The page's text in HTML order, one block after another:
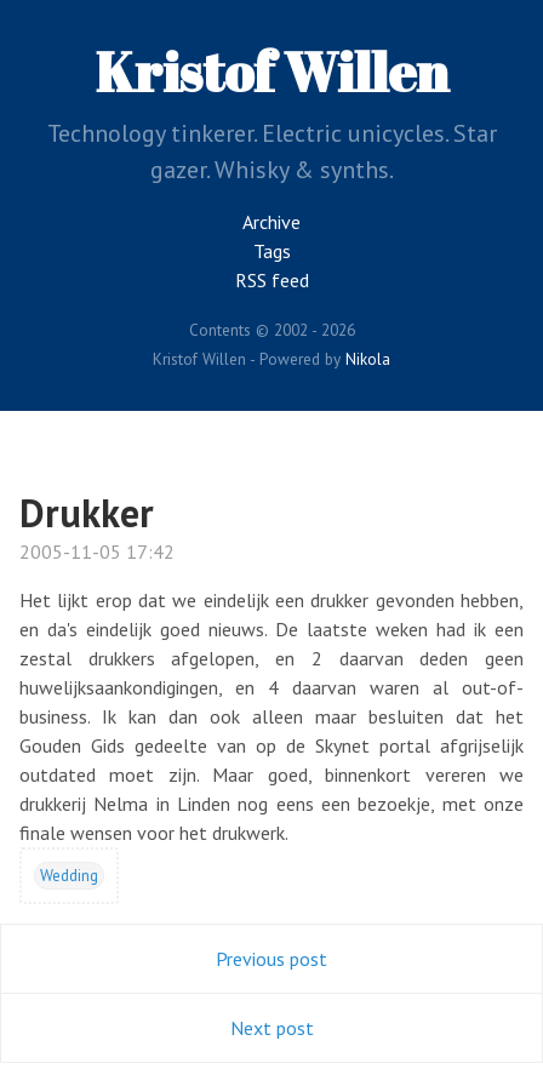
Kristof Willen
Technology tinkerer. Electric unicycles. Star
gazer. Whisky & synths.
Archive
Tags
RSS feed
Contents © 2002 - 2026
Kristof Willen - Powered by Nikola
Drukker
2005-11-05 17:42
Het lijkt erop dat we eindelijk een drukker gevonden hebben,
en da's eindelijk goed nieuws. De laatste weken had ik een
zestal drukkers afgelopen, en 2 daarvan deden geen
huwelijksaankondigingen, en 4 daarvan waren al out-of-
business. Ik kan dan ook alleen maar besluiten dat het
Gouden Gids gedeelte van op de Skynet portal afgrijselijk
outdated moet zijn. Maar goed, binnenkort vereren we
drukkerij Nelma in Linden nog eens een bezoekje, met onze
finale wensen voor het drukwerk.
Wedding
Previous post
Next post